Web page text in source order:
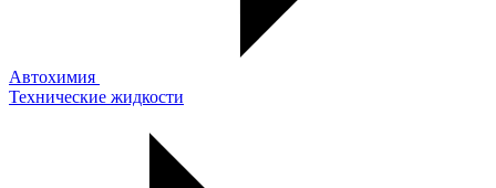
Автохимия
Технические жидкости